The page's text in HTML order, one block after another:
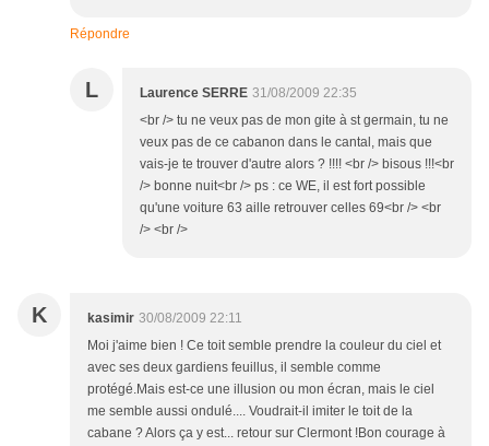
Répondre
L Laurence SERRE 31/08/2009 22:35
<br /> tu ne veux pas de mon gite à st germain, tu ne
veux pas de ce cabanon dans le cantal, mais que
vais-je te trouver d'autre alors ? !!!! <br /> bisous !!!<br
/> bonne nuit<br /> ps : ce WE, il est fort possible
qu'une voiture 63 aille retrouver celles 69<br /> <br
/> <br />
K kasimir 30/08/2009 22:11
Moi j'aime bien ! Ce toit semble prendre la couleur du ciel et
avec ses deux gardiens feuillus, il semble comme
protégé.Mais est-ce une illusion ou mon écran, mais le ciel
me semble aussi ondulé.... Voudrait-il imiter le toit de la
cabane ? Alors ça y est... retour sur Clermont !Bon courage à